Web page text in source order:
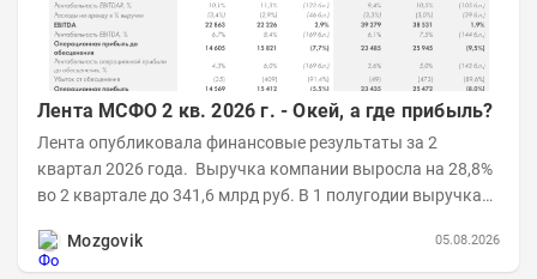
Лента МСФО 2 кв. 2026 г. - Окей, а где прибыль?
Лента опубликовала финансовые результаты за 2
квартал 2026 года. Выручка компании выросла на 28,8%
во 2 квартале до 341,6 млрд руб. В 1 полугодии выручка
Mozgovik
05.08.2026